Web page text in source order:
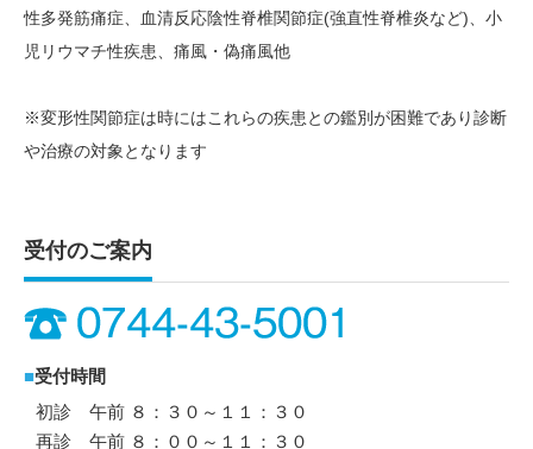
性多発筋痛症、血清反応陰性脊椎関節症(強直性脊椎炎など)、小
児リウマチ性疾患、痛風・偽痛風他
※変形性関節症は時にはこれらの疾患との鑑別が困難であり診断
や治療の対象となります
受付のご案内
■受付時間
初診 午前 ８：３０～１１：３０
再診 午前 ８：００～１１：３０